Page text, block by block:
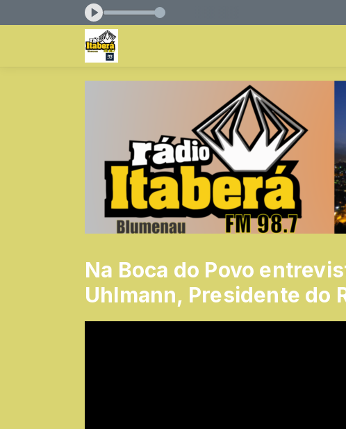
das 08:00 às 10:00
Na Boca do Povo
Uhlmann, Presidente do